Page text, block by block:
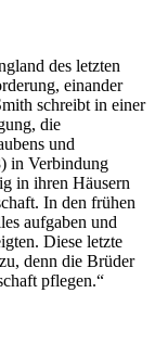
des letzten
einander
schreibt in einer
die
und
in Verbindung
in ihren Häusern
In den frühen
aufgaben und
Diese letzte
denn die Brüder
pflegen.“